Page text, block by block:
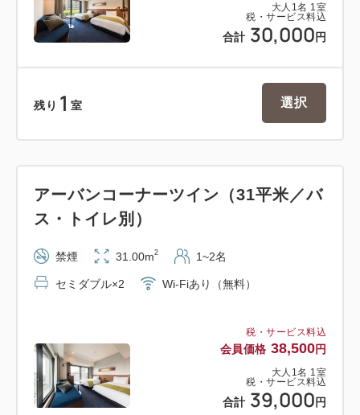
＜交通至便なロケーション＞
羽田空港から30分圏内。
品川駅･横浜駅はわずか1駅・8分の好アクセス！
＜添い寝のお子様について＞
小学生のお子様まで添い寝として無料でお泊りいた
ご予約される際は、大人の人数のみご入力いただ
き、ご予約ください。
お子様の人数など事前にご連絡くださいませ。
なお、添い寝のお子様はベッド1台(エキストラベッ
ド除く）につき1名までのご利用に限らせていただき
ます。
大人 1 名 1 室
税・サービス料込
合計 30,000 円
残り 1 室 選択
税・サービス料込
会員価格 38,500円
大人 1 名 1 室
税・サービス料込
合計 39,000 円
アーバンコーナーツイン（31平米／バ
ス・トイレ別）
禁煙 31.00m2 1~2名
セミダブル×2 Wi-Fiあり（無料）